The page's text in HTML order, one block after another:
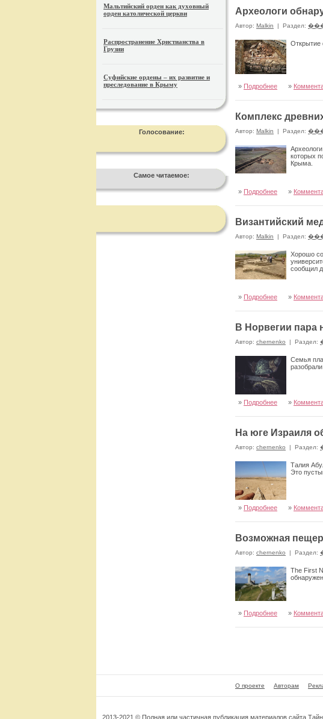
Мальтийский орден как духовный
орден католической церкви
Распространение Христианства в
Грузии
Суфийские ордены – их развитие и
преследование в Крыму
Голосование:
Самое читаемое:
Археологи
Автор: Malkin | Раздел:
Открытие
» Подробнее »
Комплекс
Автор: Malkin | Раздел:
которых
Крыма.
» Подробнее »
Византийский
Автор: Malkin | Раздел:
Хорошо
сообщил
» Подробнее »
В Норвегии пара
Автор: chernenko | Раздел:
Семья
» Подробнее »
На юге Израиля
Автор: chernenko | Раздел:
Талия
Это
» Подробнее »
Возможная
Автор: chernenko | Раздел:
The First
» Подробнее »
О проекте Авторам
2013-2021 © Полная или частичная публикация материалов сайта